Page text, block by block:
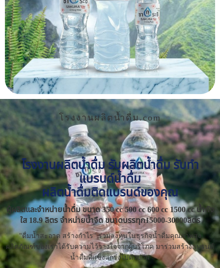
โรงงานผลิตน้ำดื่ม.com
โรงงานผลิตน้ำดื่ม รับผลิตน้ำดื่ม รับทำ
แบรนด์น้ำดื่ม
ผลิตน้ำดื่มติดแบรนด์ของคุณ
ผู้ผลิตและจำหน่ายน้ำดื่ม ขนาด 350 cc 500 cc 600 cc 1500 cc น้ำถัง
ใส 18.9 ลิตร จำหน่ายน้ำจืด ขนาดบรรทุก15000-30000ลิตร
"ดื่มน้ำสะอาด สร้างกำไร" ร่วมลงทุนในธุรกิจน้ำดื่มคุณภาพสูง
ผลิตภัณฑ์ของเราได้รับความไว้วางใจจากผู้บริโภค มาร่วมสร้างแบรนด์
น้ำดื่มที่แข็งแกร่งไปด้วยกัน